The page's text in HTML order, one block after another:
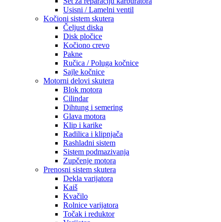
Usisni / Lamelni ventil
Kočioni sistem skutera
Čeljust diska
Disk pločice
Kočiono crevo
Pakne
Ručica / Poluga kočnice
Sajle kočnice
Motorni delovi skutera
Blok motora
Cilindar
Dihtung i semering
Glava motora
Klip i karike
Radilica i klipnjača
Rashladni sistem
Sistem podmazivanja
Zupčenje motora
Prenosni sistem skutera
Dekla varijatora
Kaiš
Kvačilo
Rolnice varijatora
Točak i reduktor